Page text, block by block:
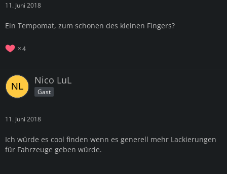
11. Juni 2018
Ein Tempomat, zum schonen des kleinen Fingers?
4
Nico LuL
Gast
11. Juni 2018
Ich würde es cool finden wenn es generell mehr Lackierungen
für Fahrzeuge geben würde.